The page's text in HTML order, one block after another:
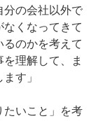
分の会社以外で
なくなってきて
のかを考えて
理解して、ま
す」
たいこと」を考